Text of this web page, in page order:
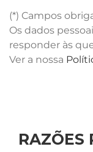
(*) Campos
Os dados
responder às
Ver a nossa
RAZÕES